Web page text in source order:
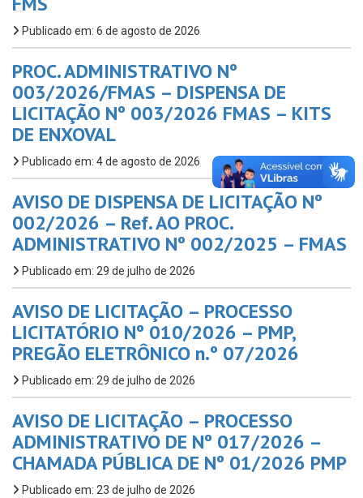
Publicado em: 6 de agosto de 2026
PROC. ADMINISTRATIVO Nº
003/2026/FMAS – DISPENSA DE
LICITAÇÃO Nº 003/2026 FMAS – KITS
DE ENXOVAL
Publicado em: 4 de agosto de 2026
AVISO DE DISPENSA DE LICITAÇÃO Nº
002/2026 – Ref. AO PROC.
ADMINISTRATIVO Nº 002/2025 – FMAS
Publicado em: 29 de julho de 2026
AVISO DE LICITAÇÃO – PROCESSO
LICITATÓRIO Nº 010/2026 – PMP,
PREGÃO ELETRÔNICO n.º 07/2026
Publicado em: 29 de julho de 2026
AVISO DE LICITAÇÃO – PROCESSO
ADMINISTRATIVO DE Nº 017/2026 –
CHAMADA PÚBLICA DE Nº 01/2026 PMP
Publicado em: 23 de julho de 2026